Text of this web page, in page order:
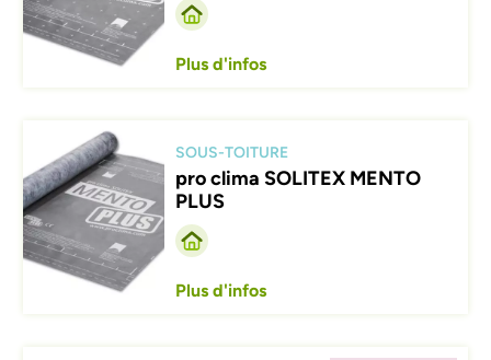
Plus d'infos
Afbeelding
SOUS-TOITURE
pro clima SOLITEX MENTO
PLUS
Plus d'infos